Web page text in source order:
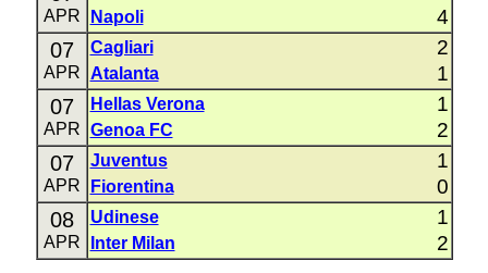
APR Napoli 4
07
APR
Cagliari 2
Atalanta 1
07
APR
Hellas Verona 1
Genoa FC 2
07
APR
Juventus 1
Fiorentina 0
08
APR
Udinese 1
Inter Milan 2